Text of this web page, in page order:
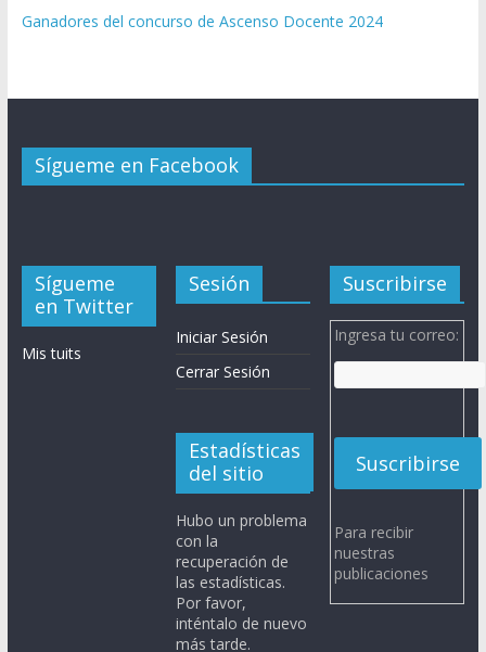
Ganadores del concurso de Ascenso Docente 2024
Sígueme en Facebook
Sígueme
en Twitter
Mis tuits
Sesión
Iniciar Sesión
Cerrar Sesión
Estadísticas
del sitio
Hubo un problema
con la
recuperación de
las estadísticas.
Por favor,
inténtalo de nuevo
más tarde.
Suscribirse
Ingresa tu correo:
Para recibir
nuestras
publicaciones